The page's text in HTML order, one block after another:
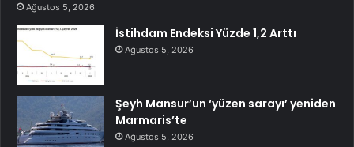
Ağustos 5, 2026
İstihdam Endeksi Yüzde 1,2 Arttı
Ağustos 5, 2026
Şeyh Mansur’un ‘yüzen sarayı’ yeniden
Marmaris’te
Ağustos 5, 2026